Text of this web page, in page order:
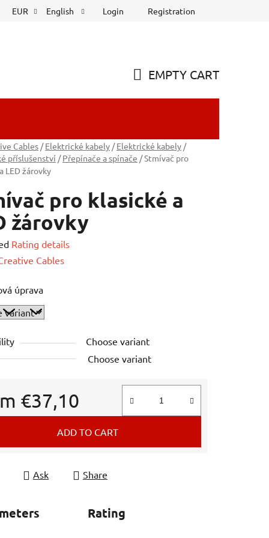
EUR English Login Registration
EMPTY CART
Cables / Elektrické kabely / Elektrické kabely /
příslušenství / Přepínače a spínače /Stmívač pro
LED žárovky
pro klasické a
žárovky
Rating details
Cables
úprava
Choose variant
Choose variant
€37,10
price:
ADD TO CART
Ask Share
Rating